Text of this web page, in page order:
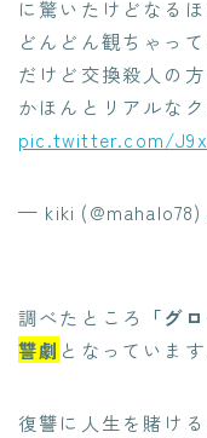
に驚いたけどなるほ
どんどん観ちゃっ
だけど交換殺人の
かほんとリアルな
pic.twitter.com/
— kiki (@mahalo78)
調べたところ 「グ
讐劇 となっています
復讐に人生を賭け